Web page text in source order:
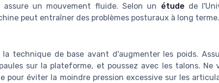
un mouvement fluide. Selon un étude de
peut entraîner des problèmes posturaux à long terme.
technique de base avant d'augmenter les poids.
sur la plateforme, et poussez avec les talons. Ne
pour éviter la moindre pression excessive sur les